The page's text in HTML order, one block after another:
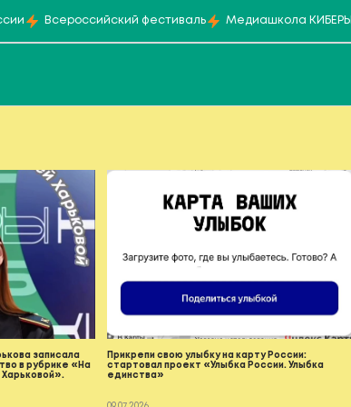
Всероссийский фестиваль Медиашкола КИБЕРЫ
записала
в рубрике «На
Прикрепи свою улыбку на карту России:
стартовал проект «Улыбка России. Улыбка
единства»